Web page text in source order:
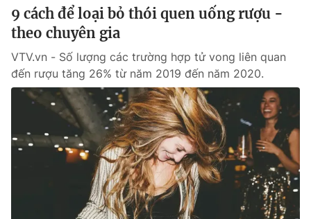
9 cách để loại bỏ thói quen uống rượu -
theo chuyên gia
VTV.vn - Số lượng các trường hợp tử vong liên quan
đến rượu tăng 26% từ năm 2019 đến năm 2020.